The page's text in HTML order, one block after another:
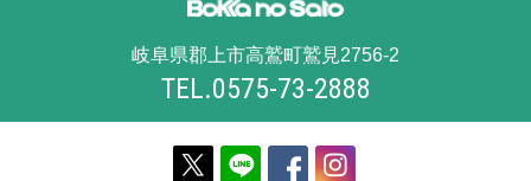
岐阜県郡上市高鷲町鷲見2756-2
TEL.0575-73-2888